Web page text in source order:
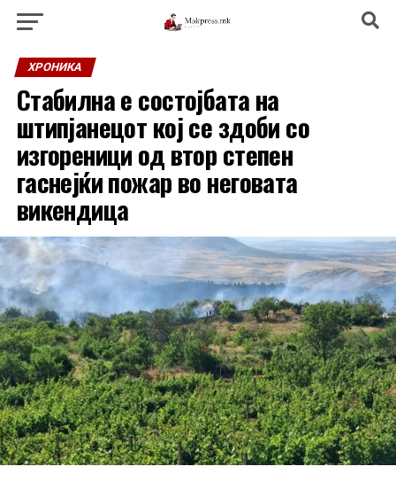
ХРОНИКА
Стабилна е состојбата на
штипјанецот кој се здоби со
изгореници од втор степен
гаснејќи пожар во неговата
викендица